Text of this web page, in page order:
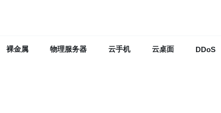
裸金属 物理服务器 云手机 云桌面 DDoS